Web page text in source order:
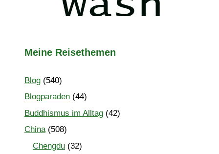
Meine Reisethemen
Blog (540)
Blogparaden (44)
Buddhismus im Alltag (42)
China(508)
Chengdu (32)